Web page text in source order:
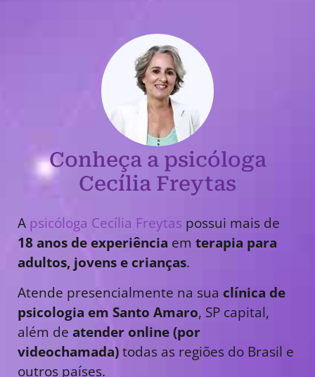
Conheça a psicóloga
Cecília Freytas
A psicóloga Cecília Freytas possui mais de
18 anos de experiência em terapia para
adultos, jovens e crianças.
Atende presencialmente na sua clínica de
psicologia em Santo Amaro, SP capital,
além de atender online (por
videochamada)todas as regiões do Brasil e
outros países.